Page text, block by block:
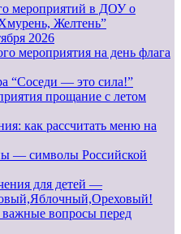
мероприятий в ДОУ о
Желтень”
2026
мероприятия на день флага
“Соседи — это сила!”
прощание с летом
как рассчитать меню на
— символы Российской
для детей —
вопросы перед